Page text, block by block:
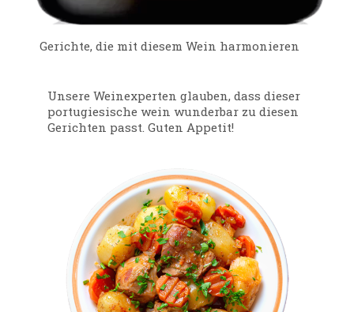
Gerichte, die mit diesem Wein harmonieren
Unsere Weinexperten glauben, dass dieser
portugiesische wein wunderbar zu diesen
Gerichten passt. Guten Appetit!